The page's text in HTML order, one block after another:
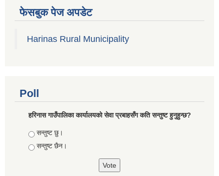
फेसबुक पेज अपडेट
Harinas Rural Municipality
Poll
हरिनास गाउँपालिका कार्यालयको सेवा प्रबाहसँग कति सन्तुष्ट हुनुहुन्छ?
Choices
सन्तुष्ट छु।
सन्तुष्ट छैन।